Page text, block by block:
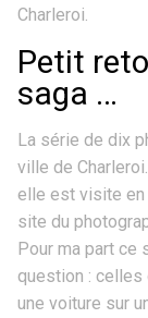
Charleroi.
Petit
saga …
La série de dix
ville de
elle est visite
site du
Pour ma part ce
question : celles
une voiture sur